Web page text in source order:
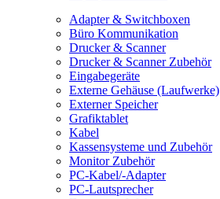
Adapter & Switchboxen
Büro Kommunikation
Drucker & Scanner
Drucker & Scanner Zubehör
Eingabegeräte
Externe Gehäuse (Laufwerke)
Externer Speicher
Grafiktablet
Kabel
Kassensysteme und Zubehör
Monitor Zubehör
PC-Kabel/-Adapter
PC-Lautsprecher